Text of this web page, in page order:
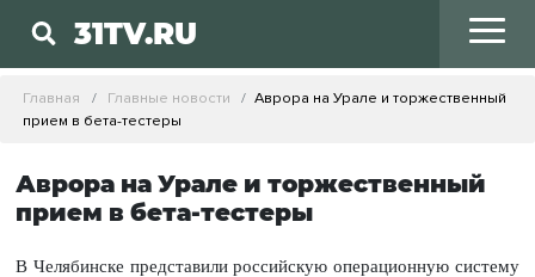
31TV.RU
Главная Главные новости
Аврора на Урале и торжественный
прием в бета-тестеры
Аврора на Урале и торжественный
прием в бета-тестеры
В Челябинске представили российскую операционную систему